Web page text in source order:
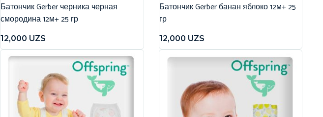
Батончик Gerber черника черная
смородина 12м+ 25 гр
12,000 UZS
Батончик Gerber банан яблоко 12м+ 25
гр
12,000 UZS